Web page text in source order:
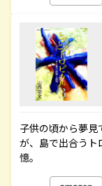
子供の頃から夢
が、島で出合うト
憶。